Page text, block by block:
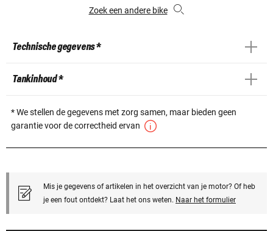
Zoek een andere bike
Technische gegevens *
Tankinhoud *
* We stellen de gegevens met zorg samen, maar bieden geen
garantie voor de correctheid ervan
Mis je gegevens of artikelen in het overzicht van je motor? Of heb
je een fout ontdekt? Laat het ons weten. Naar het formulier